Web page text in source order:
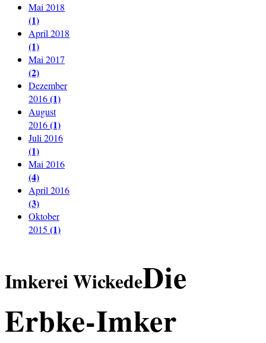
Mai 2018
(1)
April 2018
(1)
Mai 2017
(2)
Dezember
2016(1)
August
2016(1)
Juli 2016
(1)
Mai 2016
(4)
April 2016
(3)
Oktober
2015 (1)
Imkerei WickedeDie
Erbke-Imker